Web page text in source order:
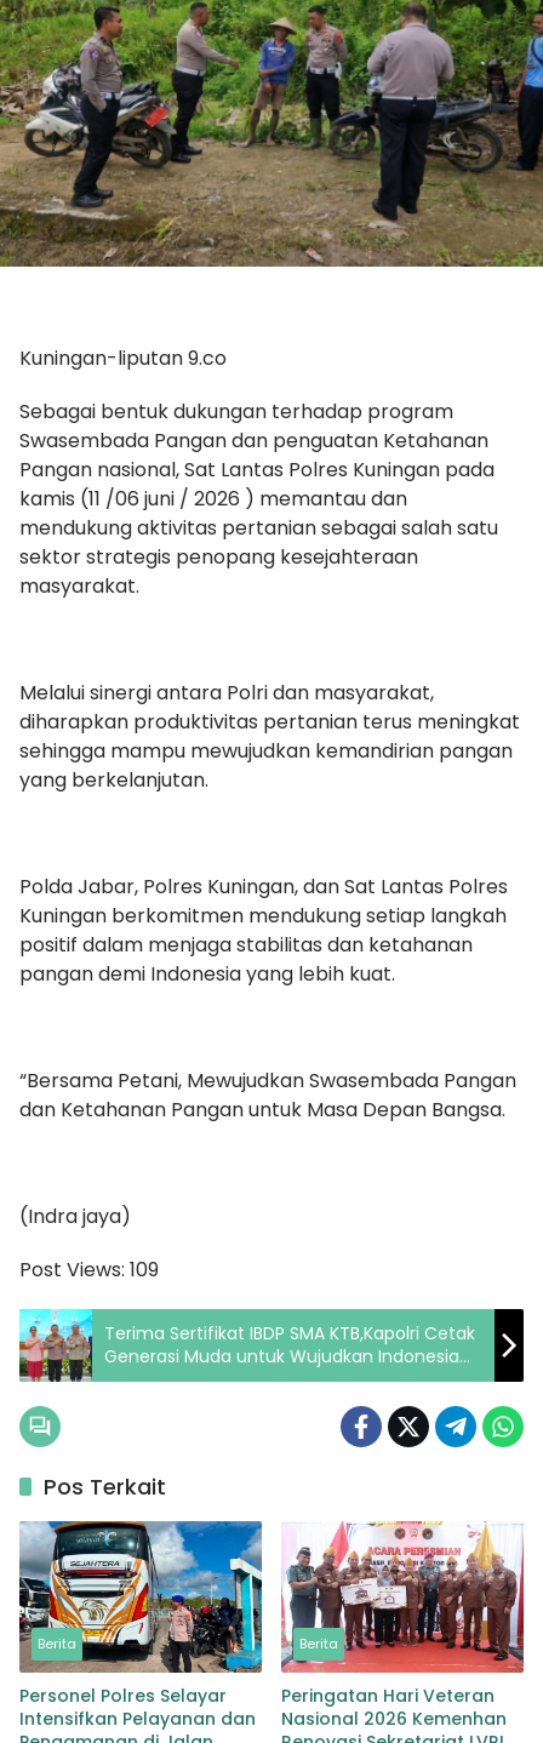
Kuningan-liputan 9.co
Sebagai bentuk dukungan terhadap program
Swasembada Pangan dan penguatan Ketahanan
Pangan nasional, Sat Lantas Polres Kuningan pada
kamis (11 /06 juni / 2026 ) memantau dan
mendukung aktivitas pertanian sebagai salah satu
sektor strategis penopang kesejahteraan
masyarakat.
Melalui sinergi antara Polri dan masyarakat,
diharapkan produktivitas pertanian terus meningkat
sehingga mampu mewujudkan kemandirian pangan
yang berkelanjutan.
Polda Jabar, Polres Kuningan, dan Sat Lantas Polres
Kuningan berkomitmen mendukung setiap langkah
positif dalam menjaga stabilitas dan ketahanan
pangan demi Indonesia yang lebih kuat.
“Bersama Petani, Mewujudkan Swasembada Pangan
dan Ketahanan Pangan untuk Masa Depan Bangsa.
(Indra jaya)
Post Views: 109
Terima Sertifikat IBDP SMA KTB,Kapolri Cetak
Generasi Muda untuk Wujudkan Indonesia
Emas 2045
Pos Terkait
Berita
Personel Polres Selayar
Intensifkan Pelayanan dan
Berita
Peringatan Hari Veteran
Nasional 2026 Kemenhan